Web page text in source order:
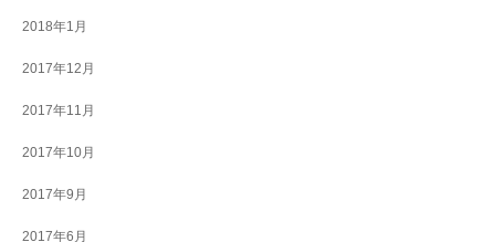
2018年1月
2017年12月
2017年11月
2017年10月
2017年9月
2017年6月